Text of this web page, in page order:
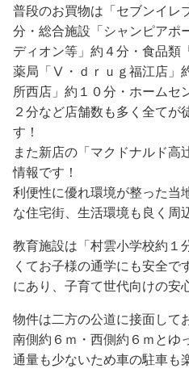
普段のお買物は「セブンイレ
分・総合施設「シャンピアポ
ディオン等」約４分・食品類
薬局「Ⅴ・ｄｒｕｇ福江店」
所西店」約１０分・ホームセ
２分など店舗数も多く全て
す！
また新店の「マクドナルド高
情報です！
利便性に優れ環境が整った当
な住宅街、生活環境も良く周
教育施設は「村雲小学校約１
くてお子様の通学にも安全
にあり、子育て世代向けの安
物件は二方の公道に接面して
南側約６ｍ・西側約６ｍとゆ
通量も少ないため車の駐車も